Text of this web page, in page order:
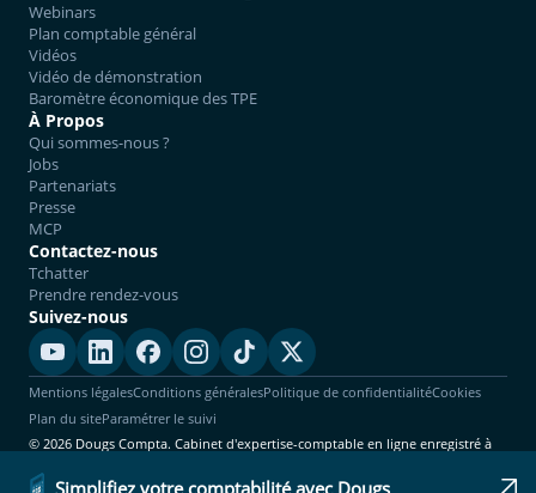
Simplifiez votre comptabilité avec Dougs
Webinars
Plan comptable général
Vidéos
Vidéo de démonstration
Baromètre économique des TPE
À Propos
Qui sommes-nous ?
Jobs
Partenariats
Presse
MCP
Contactez-nous
Tchatter
Prendre rendez-vous
Suivez-nous
Mentions légalesConditions généralesPolitique de confidentialitéCookies
Plan du siteParamétrer le suivi
© 2026 Dougs Compta. Cabinet d'expertise-comptable en ligne enregistré à
l'Ordre. Tous droits réservés.